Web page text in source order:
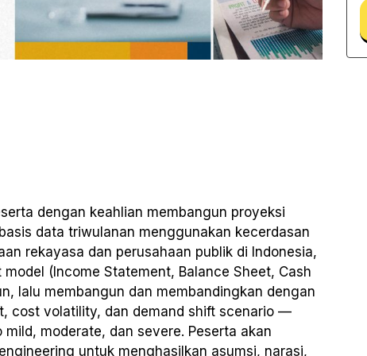
dengan keahlian membangun proyeksi
data triwulanan menggunakan kecerdasan
rekayasa dan perusahaan publik di Indonesia,
(Income Statement, Balance Sheet, Cash
lalu membangun dan membandingkan dengan
cost volatility, dan demand shift scenario —
moderate, dan severe. Peserta akan
untuk menghasilkan asumsi, narasi,